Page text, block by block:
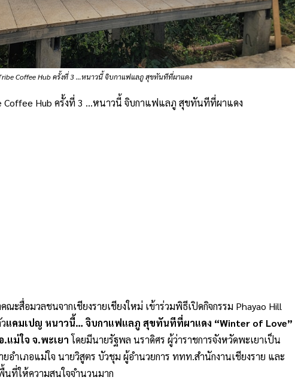
Coffee Hub ครั้งที่ 3 …หนาวนี้ จิบกาแฟแลภู สุขทันทีที่ผาแดง
Coffee Hub ครั้งที่ 3 …หนาวนี้ จิบกาแฟแลภู สุขทันทีที่ผาแดง
ะสื่อมวลชนจากเชียงรายเชียงใหม่ เข้าร่วมพิธีเปิดกิจกรรม Phayao Hill
แคมเปญ หนาวนี้… จิบกาแฟแลภู สุขทันทีที่ผาแดง “Winter of Love”
.แม่ใจ จ.พะเยาโดยมีนายรัฐพล นราดิศร ผู้ว่าราชการจังหวัดพะเยาเป็น
ำเภอแม่ใจ นายวิสูตร บัวชุม ผู้อำนวยการ ททท.สำนักงานเชียงราย และ
นที่ให้ความสนใจจำนวนมาก